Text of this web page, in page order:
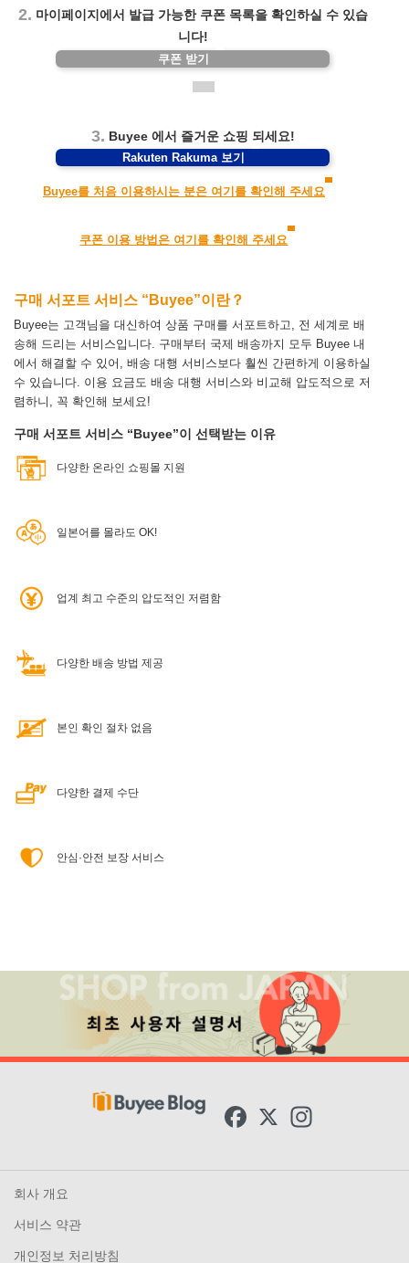
2. 마이페이지에서 발급 가능한 쿠폰 목록을 확인하실 수 있습
니다!
쿠폰 받기
3. Buyee 에서 즐거운 쇼핑 되세요!
Rakuten Rakuma 보기
Buyee를 처음 이용하시는 분은 여기를 확인해 주세요
쿠폰 이용 방법은 여기를 확인해 주세요
구매 서포트 서비스 “Buyee”이란？
Buyee는 고객님을 대신하여 상품 구매를 서포트하고, 전 세계로 배
송해 드리는 서비스입니다. 구매부터 국제 배송까지 모두 Buyee 내
에서 해결할 수 있어, 배송 대행 서비스보다 훨씬 간편하게 이용하실
수 있습니다. 이용 요금도 배송 대행 서비스와 비교해 압도적으로 저
렴하니, 꼭 확인해 보세요!
구매 서포트 서비스 “Buyee”이 선택받는 이유
다양한 온라인 쇼핑몰 지원
일본어를 몰라도 OK!
업계 최고 수준의 압도적인 저렴함
다양한 배송 방법 제공
본인 확인 절차 없음
다양한 결제 수단
안심·안전 보장 서비스
b
X
a
회사 개요
서비스 약관
개인정보 처리방침